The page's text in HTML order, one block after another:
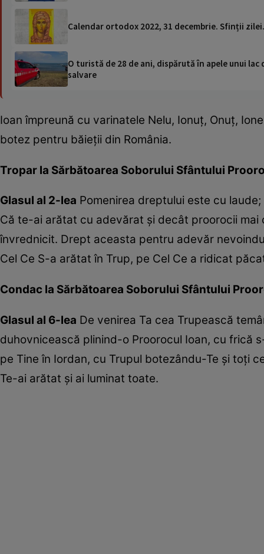
Calendar ortodox 2022, 31 decembrie. Sfinții
O turistă de 28 de ani, dispărută în apele unui
salvare
Ioan împreună cu varinatele Nelu, Ionuț, Onuț,
botez pentru băieții din România.
Tropar la Sărbătoarea Soborului Sfântului
Glasul al 2-lea Pomenirea dreptului este cu
Că te-ai arătat cu adevărat și decât proorocii
învrednicit. Drept aceasta pentru adevăr
Cel Ce S-a arătat în Trup, pe Cel Ce a ridicat
Condac la Sărbătoarea Soborului Sfântului
Glasul al 6-lea De venirea Ta cea Trupească
duhovnicească plinind-o Proorocul Ioan, cu frică
pe Tine în Iordan, cu Trupul botezându-Te și toți
Te-ai arătat și ai luminat toate.